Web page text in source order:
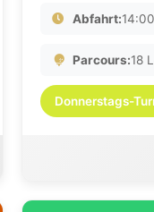
Abfahrt:14:00
Parcours:18
Donnerstags-